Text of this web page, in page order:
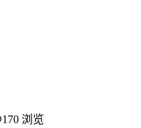
170 浏览